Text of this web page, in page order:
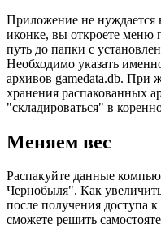
Приложение не
иконке, вы откроете меню
путь до папки с
Необходимо указать
архивов gamedata.db. При
хранения распакованных
"складироваться" в
Меняем вес
Распакуйте данные
Чернобыля". Как
после получения доступа
сможете решить